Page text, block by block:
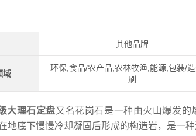
其他品牌
域
环保,食品/农产品,农林牧渔,能源,包装/
刷
大理石定盘又名花岗石是一种由火山爆发的
地底下慢慢冷却凝固后形成的构造岩，是一